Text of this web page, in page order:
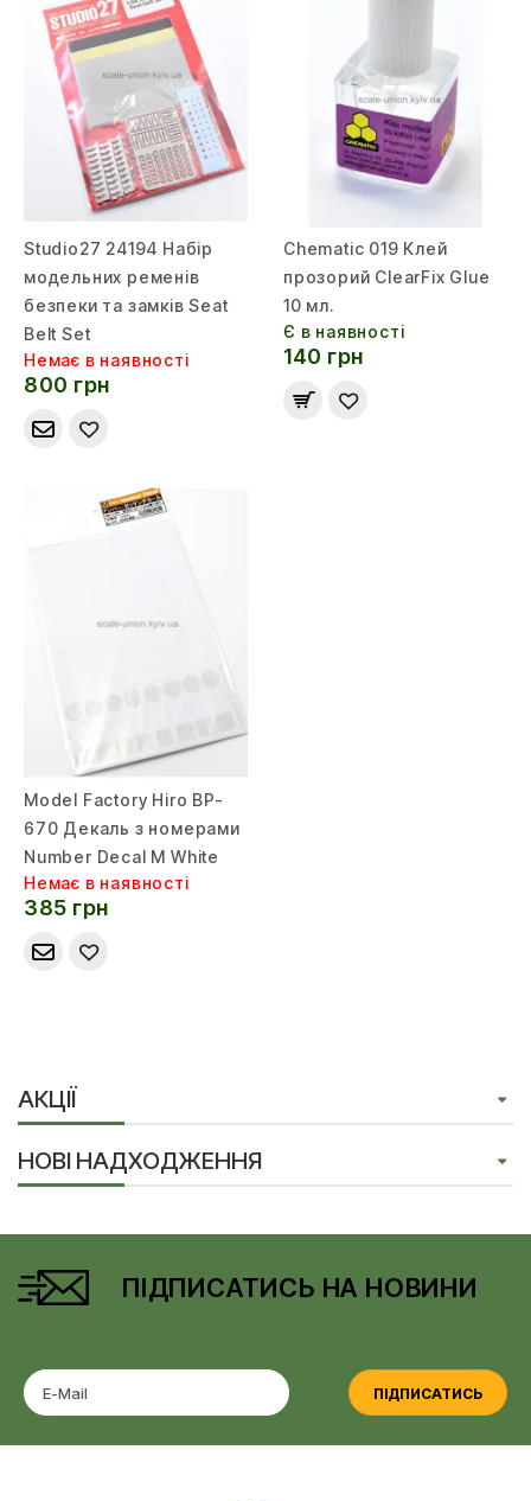
Studio27 24194 Набір
модельних ременів
безпеки та замків Seat
Belt Set
Немає в наявності
800 грн
Chematic 019 Клей
прозорий ClearFix Glue
10 мл.
Є в наявності
140 грн
Model Factory Hiro BP-
670 Декаль з номерами
Number Decal M White
Немає в наявності
385 грн
АКЦІЇ
НОВІ НАДХОДЖЕННЯ
ПІДПИСАТИСЬ НА НОВИНИ
ПІДПИСАТИСЬ